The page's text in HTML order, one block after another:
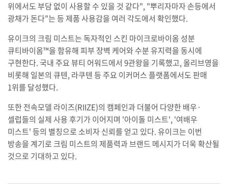
위에서도 부담 없이 사용할 수 있을 것 같다", "뿌리자마자 손등에서
광채가 돈다"는 등 제품 사용감을 여러 각도에서 확인했다.
유이크의 크림 미스트는 독자적인 스킨 마이크로바이옴 성분
큐티바이옴™을 함유해 피부 장벽 케어와 수분 유지력을 동시에
구현한다. 국내 주요 뷰티 어워드에서 9관왕을 기록했고, 올리브영을
비롯해 일본의 큐텐, 라쿠텐 등 주요 이커머스 플랫폼에서도 판매
1위를 달성했다.
또한 전속모델 라이즈(RIIZE)의 캠페인과 더불어 다양한 배우·
셀럽들의 실제 사용 후기가 이어지며 '아이돌 미스트', '여배우
미스트' 등의 별칭으로 소비자 신뢰를 얻고 있다. 유이크는 이번
방송을 계기로 크림 미스트의 제품력과 브랜드 메시지가 더욱 확산될
것으로 기대하고 있다.